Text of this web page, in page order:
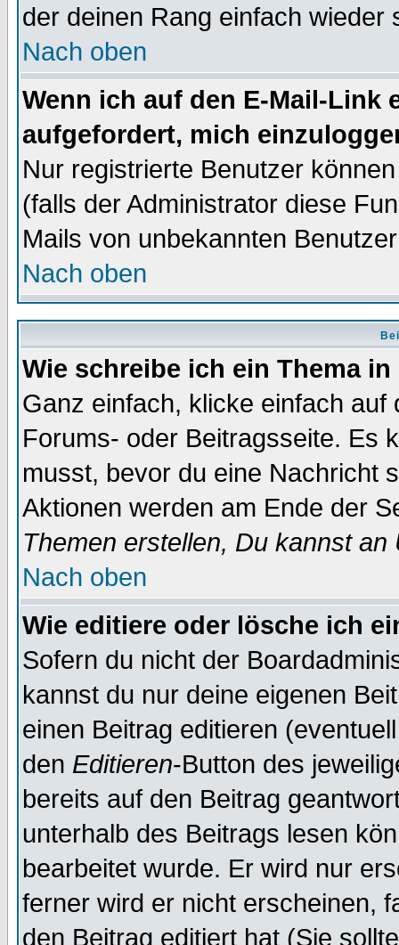
der deinen Rang einfach wieder
Nach oben
Wenn ich auf den E-Mail-Link
aufgefordert, mich
Nur registrierte Benutzer
(falls der Administrator diese
Mails von unbekannten
Nach oben
Wie schreibe ich ein Thema
Ganz einfach, klicke einfach
Forums- oder Beitragsseite. Es
musst, bevor du eine Nachricht
Aktionen werden am Ende der
Themen erstellen, Du kannst
Nach oben
Wie editiere oder lösche ich
Sofern du nicht der
kannst du nur deine eigenen
einen Beitrag editieren
den Editieren-Button des
bereits auf den Beitrag
unterhalb des Beitrags lesen
bearbeitet wurde. Er wird nur
ferner wird er nicht erscheinen,
den Beitrag editiert hat (Sie